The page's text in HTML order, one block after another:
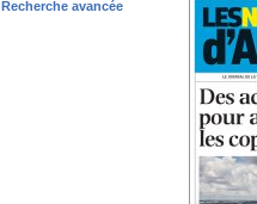
Recherche avancée